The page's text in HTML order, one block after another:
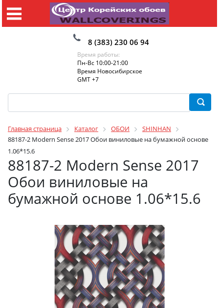
8 (383) 230 06 94
Время работы:
Пн-Вс 10:00-21:00
Время Новосибирское
GMT +7
Главная страница Каталог ОБОИ
SHINHAN
88187-2 Modern Sense 2017 Обои виниловые на бумажной основе
1.06*15.6
88187-2 Modern Sense 2017
Обои виниловые на
бумажной основе 1.06*15.6